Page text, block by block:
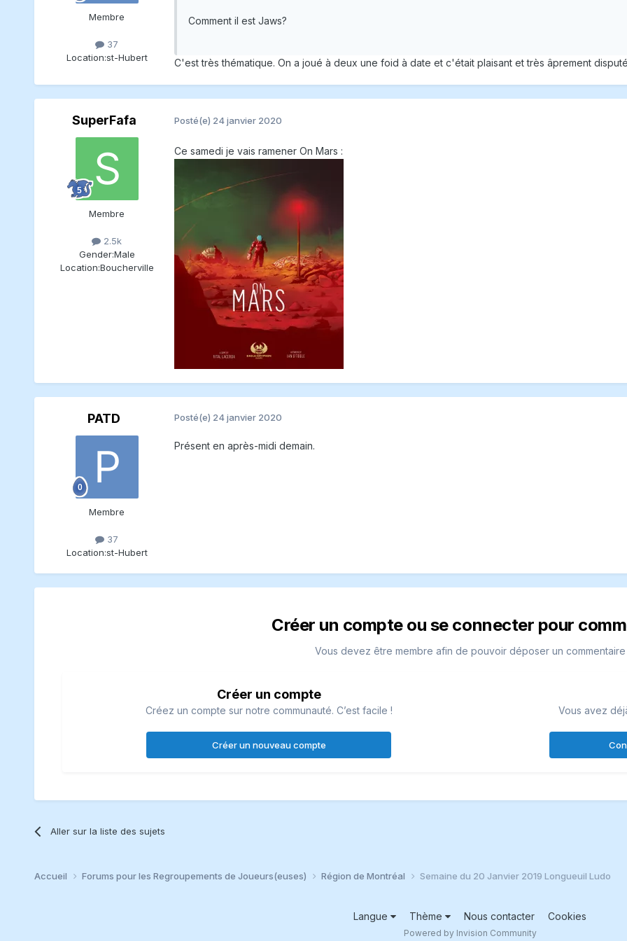
Membre
37
Location:st-Hubert
Comment il est Jaws?
C'est très thématique. On a joué à deux une foid à date et c'était plaisant et très âprement
SuperFafa
Membre
2.5k
Gender:Male
Location:Boucherville
Posté(e) 24 janvier 2020
Ce samedi je vais ramener On Mars :
PATD
Membre
37
Location:st-Hubert
Posté(e) 24 janvier 2020
Présent en après-midi demain.
Créer un compte ou se connecter pour
Vous devez être membre afin de pouvoir déposer un commentaire
Créer un compte
Créez un compte sur notre communauté. C’est facile !
Créer un nouveau compte
Vous avez
Aller sur la liste des sujets
Accueil Forums pour les Regroupements de Joueurs(euses) Région de Montréal Semaine du 20 Janvier 2019 Longueuil Ludo
Langue Thème Nous contacter Cookies
Powered by Invision Community